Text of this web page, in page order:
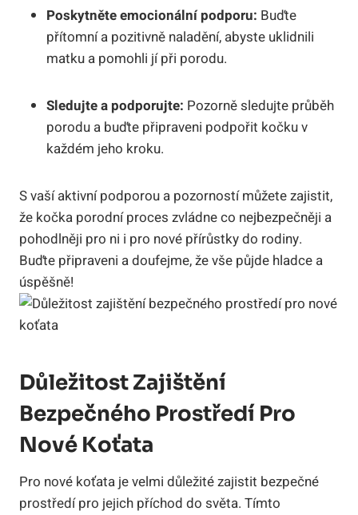
Poskytněte emocionální podporu: Buďte
přítomní a pozitivně naladění, abyste uklidnili
matku a pomohli jí při porodu.
Sledujte a podporujte: Pozorně sledujte průběh
porodu a buďte připraveni podpořit kočku v
každém jeho kroku.
S vaší aktivní podporou a pozorností můžete zajistit,
že kočka porodní proces zvládne co nejbezpečněji a
pohodlněji pro ni i pro nové přírůstky do rodiny.
Buďte připraveni a doufejme, že vše půjde hladce a
úspěšně!
Důležitost Zajištění
Bezpečného Prostředí Pro
Nové Koťata
Pro nové koťata je velmi důležité zajistit bezpečné
prostředí pro jejich příchod do světa. Tímto